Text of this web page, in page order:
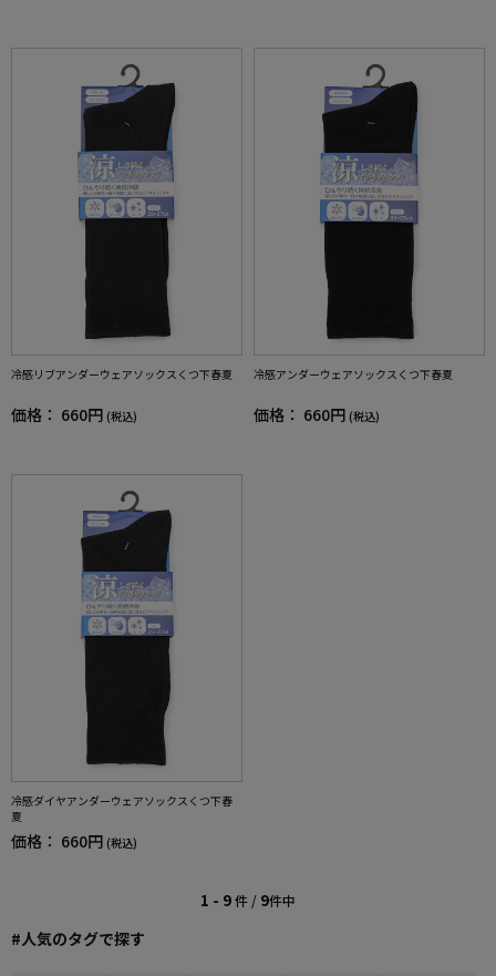
冷感リブアンダーウェアソックスくつ下春夏
価格： 660円 (税込)
冷感アンダーウェアソックスくつ下春夏
価格： 660円 (税込)
冷感ダイヤアンダーウェアソックスくつ下春
夏
価格： 660円 (税込)
1 - 9件 / 9件中
#人気のタグで探す